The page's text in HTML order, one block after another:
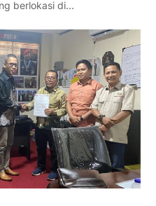
berlokasi di…